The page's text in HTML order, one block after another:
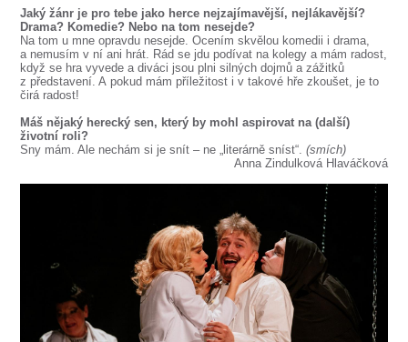
Jaký žánr je pro tebe jako herce nejzajímavější, nejlákavější?
Drama? Komedie? Nebo na tom nesejde?
Na tom u mne opravdu nesejde. Ocením skvělou komedii i drama,
a nemusím v ní ani hrát. Rád se jdu podívat na kolegy a mám radost,
když se hra vyvede a diváci jsou plni silných dojmů a zážitků
z představení. A pokud mám příležitost i v takové hře zkoušet, je to
čirá radost!
Máš nějaký herecký sen, který by mohl aspirovat na (další)
životní roli?
Sny mám. Ale nechám si je snít – ne „literárně sníst“.(smích)
Anna Zindulková Hlaváčková